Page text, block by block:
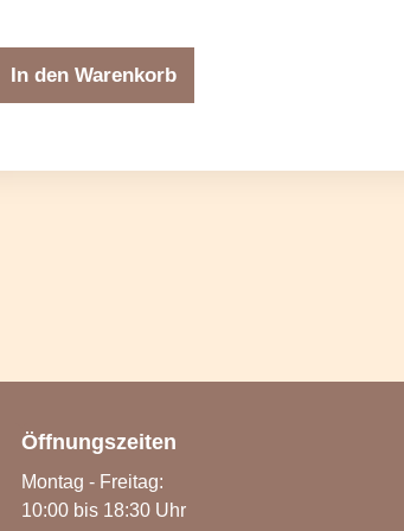
In den Warenkorb
Öffnungszeiten
Montag - Freitag:
10:00 bis 18:30 Uhr